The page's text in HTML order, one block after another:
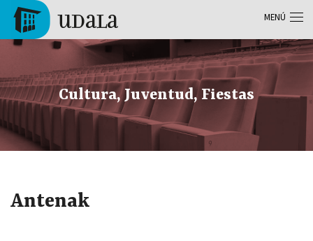
Pasar al contenido principal
Tolosa
Cultura, Juventud, Fiestas
Antenak
MENÚ